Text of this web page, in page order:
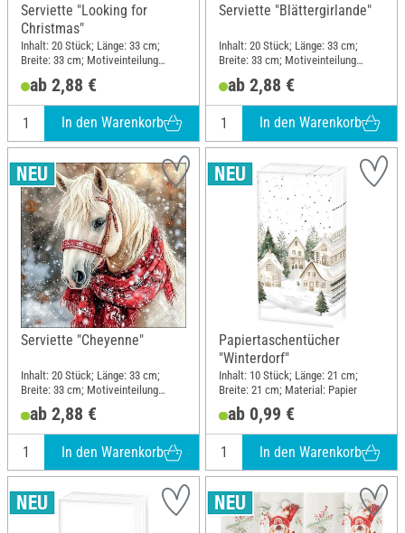
Serviette "Looking for
Christmas"
Inhalt: 20 Stück; Länge: 33 cm;
Breite: 33 cm; Motiveinteilung
viertel Motiv; Material: Papier
ab 2,88 €
In den Warenkorb
Serviette "Blättergirlande"
Inhalt: 20 Stück; Länge: 33 cm;
Breite: 33 cm; Motiveinteilung
ganzes Motiv; Material: Papier
ab 2,88 €
In den Warenkorb
Serviette "Cheyenne"
Inhalt: 20 Stück; Länge: 33 cm;
Breite: 33 cm; Motiveinteilung
viertel Motiv; Material: Papier
ab 2,88 €
In den Warenkorb
Papiertaschentücher
"Winterdorf"
Inhalt: 10 Stück; Länge: 21 cm;
Breite: 21 cm; Material: Papier
ab 0,99 €
In den Warenkorb